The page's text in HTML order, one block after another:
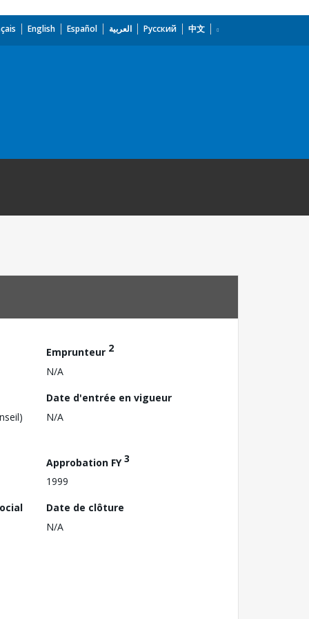
English Español العربية Русский 中文
Emprunteur 2
N/A
Date d'entrée en vigueur
N/A
Approbation FY3
1999
Date de clôture
N/A